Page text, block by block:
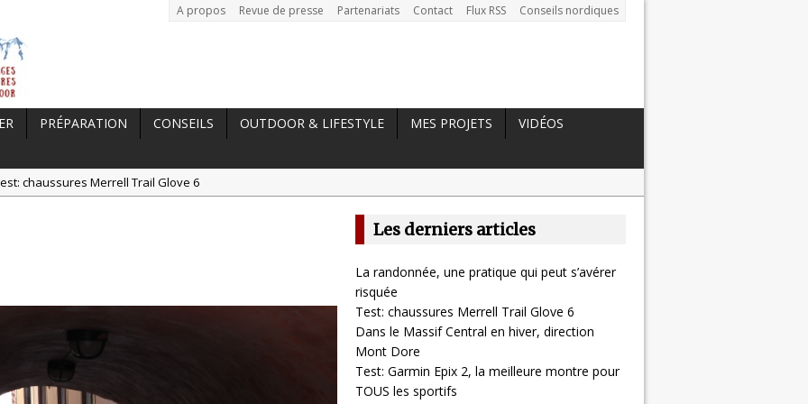
A propos Revue de presse Partenariats Contact Flux RSS Conseils nordiques
PRÉPARATION CONSEILS OUTDOOR & LIFESTYLE MES PROJETS
VIDÉOS
chaussures Merrell Trail Glove 6
Les derniers articles
La randonnée, une pratique qui peut s’avérer
risquée
Test: chaussures Merrell Trail Glove 6
Dans le Massif Central en hiver, direction
Mont Dore
Test: Garmin Epix 2, la meilleure montre pour
TOUS les sportifs